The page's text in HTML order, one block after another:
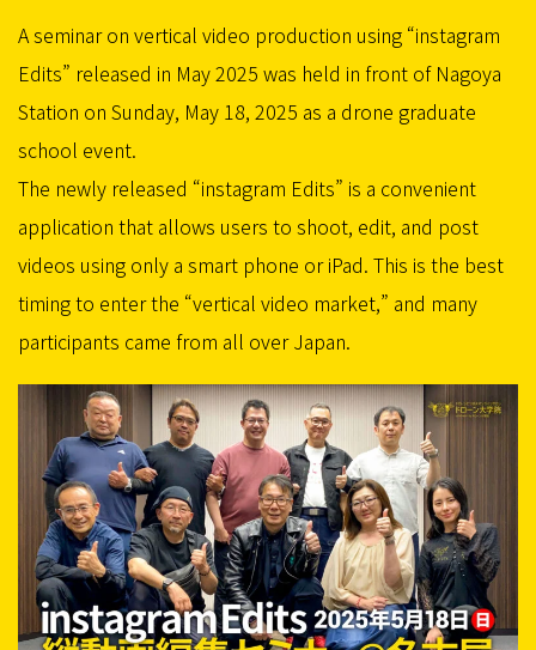
A seminar on vertical video production using “instagram
Edits” released in May 2025 was held in front of Nagoya
Station on Sunday, May 18, 2025 as a drone graduate
school event.
The newly released “instagram Edits” is a convenient
application that allows users to shoot, edit, and post
videos using only a smart phone or iPad. This is the best
timing to enter the “vertical video market,” and many
participants came from all over Japan.